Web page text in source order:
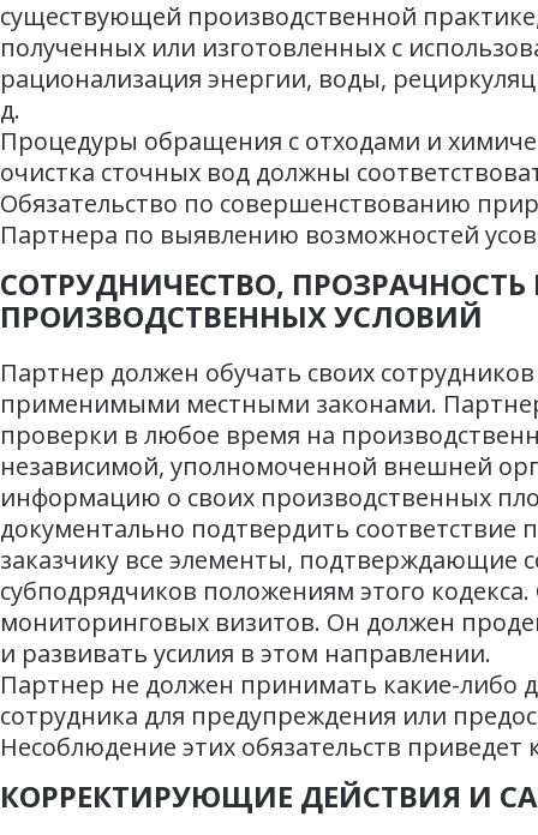
существующей производственной
полученных или изготовленных с
рационализация энергии, воды,
д.
Процедуры обращения с отходами и
очистка сточных вод должны
Обязательство по совершенствованию
Партнера по выявлению возможностей
СОТРУДНИЧЕСТВО,
ПРОИЗВОДСТВЕННЫХ УСЛОВИЙ
Партнер должен обучать своих
применимыми местными законами.
проверки в любое время на
независимой, уполномоченной внешней
информацию о своих производственных
документально подтвердить
заказчику все элементы, подтверждающие
субподрядчиков положениям этого
мониторинговых визитов. Он должен
и развивать усилия в этом направлении.
Партнер не должен принимать какие-
сотрудника для предупреждения или
Несоблюдение этих обязательств
КОРРЕКТИРУЮЩИЕ ДЕЙСТВИЯ И